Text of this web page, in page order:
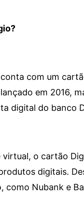
com um
em 2016,
digital do banco
o cartão
digitais.
como Nubank e